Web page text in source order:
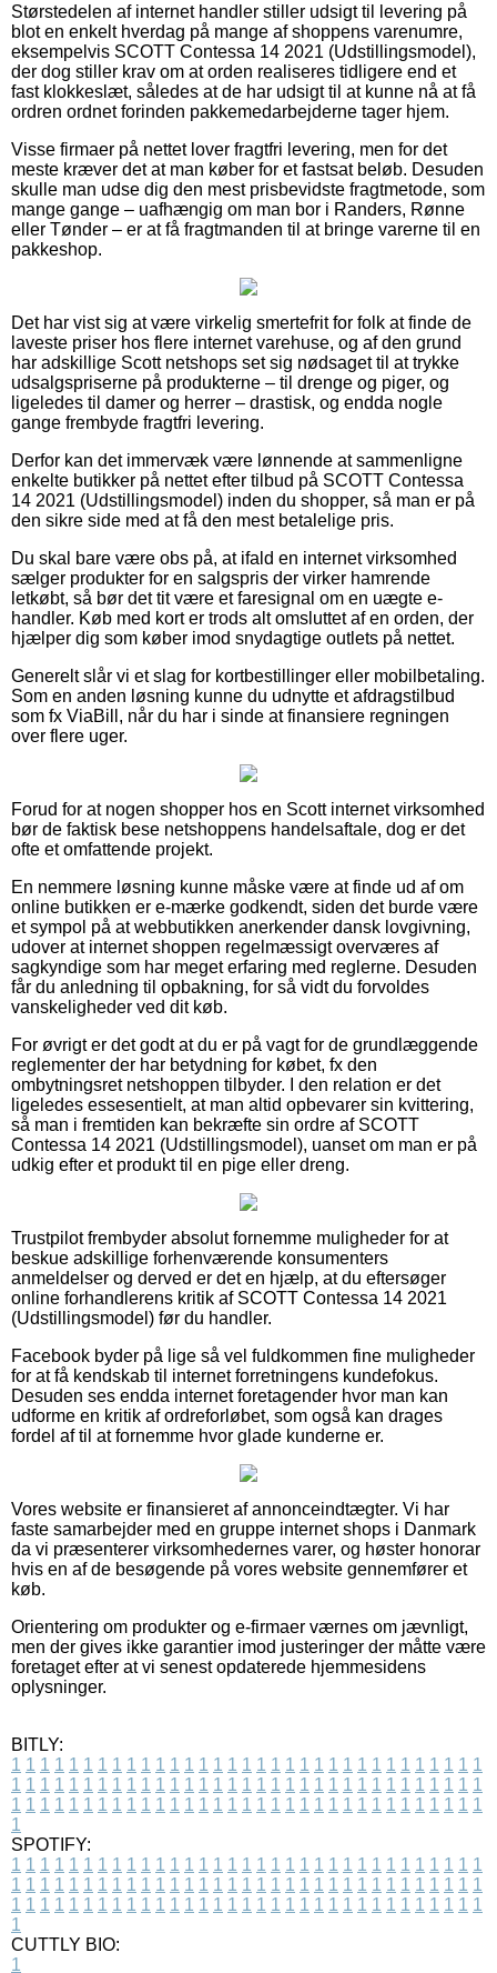
Størstedelen af internet handler stiller udsigt til levering på
blot en enkelt hverdag på mange af shoppens varenumre,
eksempelvis SCOTT Contessa 14 2021 (Udstillingsmodel),
der dog stiller krav om at orden realiseres tidligere end et
fast klokkeslæt, således at de har udsigt til at kunne nå at få
ordren ordnet forinden pakkemedarbejderne tager hjem.
Visse firmaer på nettet lover fragtfri levering, men for det
meste kræver det at man køber for et fastsat beløb. Desuden
skulle man udse dig den mest prisbevidste fragtmetode, som
mange gange – uafhængig om man bor i Randers, Rønne
eller Tønder – er at få fragtmanden til at bringe varerne til en
pakkeshop.
Det har vist sig at være virkelig smertefrit for folk at finde de
laveste priser hos flere internet varehuse, og af den grund
har adskillige Scott netshops set sig nødsaget til at trykke
udsalgspriserne på produkterne – til drenge og piger, og
ligeledes til damer og herrer – drastisk, og endda nogle
gange frembyde fragtfri levering.
Derfor kan det immervæk være lønnende at sammenligne
enkelte butikker på nettet efter tilbud på SCOTT Contessa
14 2021 (Udstillingsmodel) inden du shopper, så man er på
den sikre side med at få den mest betalelige pris.
Du skal bare være obs på, at ifald en internet virksomhed
sælger produkter for en salgspris der virker hamrende
letkøbt, så bør det tit være et faresignal om en uægte e-
handler. Køb med kort er trods alt omsluttet af en orden, der
hjælper dig som køber imod snydagtige outlets på nettet.
Generelt slår vi et slag for kortbestillinger eller mobilbetaling.
Som en anden løsning kunne du udnytte et afdragstilbud
som fx ViaBill, når du har i sinde at finansiere regningen
over flere uger.
Forud for at nogen shopper hos en Scott internet virksomhed
bør de faktisk bese netshoppens handelsaftale, dog er det
ofte et omfattende projekt.
En nemmere løsning kunne måske være at finde ud af om
online butikken er e-mærke godkendt, siden det burde være
et sympol på at webbutikken anerkender dansk lovgivning,
udover at internet shoppen regelmæssigt overværes af
sagkyndige som har meget erfaring med reglerne. Desuden
får du anledning til opbakning, for så vidt du forvoldes
vanskeligheder ved dit køb.
For øvrigt er det godt at du er på vagt for de grundlæggende
reglementer der har betydning for købet, fx den
ombytningsret netshoppen tilbyder. I den relation er det
ligeledes essesentielt, at man altid opbevarer sin kvittering,
så man i fremtiden kan bekræfte sin ordre af SCOTT
Contessa 14 2021 (Udstillingsmodel), uanset om man er på
udkig efter et produkt til en pige eller dreng.
Trustpilot frembyder absolut fornemme muligheder for at
beskue adskillige forhenværende konsumenters
anmeldelser og derved er det en hjælp, at du eftersøger
online forhandlerens kritik af SCOTT Contessa 14 2021
(Udstillingsmodel) før du handler.
Facebook byder på lige så vel fuldkommen fine muligheder
for at få kendskab til internet forretningens kundefokus.
Desuden ses endda internet foretagender hvor man kan
udforme en kritik af ordreforløbet, som også kan drages
fordel af til at fornemme hvor glade kunderne er.
Vores website er finansieret af annonceindtægter. Vi har
faste samarbejder med en gruppe internet shops i Danmark
da vi præsenterer virksomhedernes varer, og høster honorar
hvis en af de besøgende på vores website gennemfører et
køb.
Orientering om produkter og e-firmaer værnes om jævnligt,
men der gives ikke garantier imod justeringer der måtte være
foretaget efter at vi senest opdaterede hjemmesidens
oplysninger.
BITLY:
1 1 1 1 1 1 1 1 1 1 1 1 1 1 1 1 1 1 1 1 1 1 1 1 1 1 1 1 1 1 1 1 1
1 1 1 1 1 1 1 1 1 1 1 1 1 1 1 1 1 1 1 1 1 1 1 1 1 1 1 1 1 1 1 1 1
1 1 1 1 1 1 1 1 1 1 1 1 1 1 1 1 1 1 1 1 1 1 1 1 1 1 1 1 1 1 1 1 1
1
SPOTIFY:
1 1 1 1 1 1 1 1 1 1 1 1 1 1 1 1 1 1 1 1 1 1 1 1 1 1 1 1 1 1 1 1 1
1 1 1 1 1 1 1 1 1 1 1 1 1 1 1 1 1 1 1 1 1 1 1 1 1 1 1 1 1 1 1 1 1
1 1 1 1 1 1 1 1 1 1 1 1 1 1 1 1 1 1 1 1 1 1 1 1 1 1 1 1 1 1 1 1 1
1
CUTTLY BIO:
1